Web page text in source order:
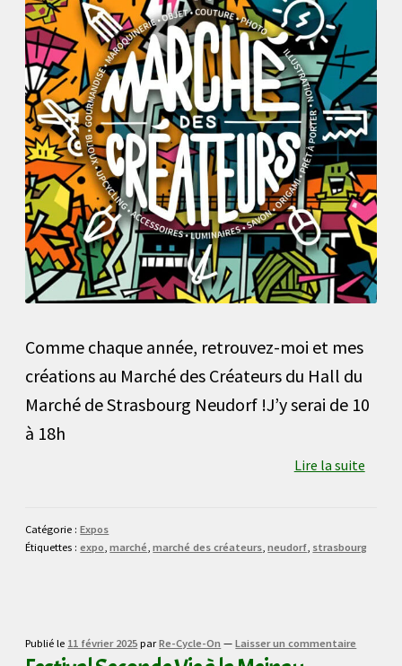
Comme chaque année, retrouvez-moi et mes
créations au Marché des Créateurs du Hall du
Marché de Strasbourg Neudorf !J’y serai de 10
à 18h
Lire la suite
Catégorie :Expos
Étiquettes :expo,marché,marché des créateurs,neudorf, strasbourg
Publié le 11 février 2025 parRe-Cycle-On —Laisser un commentaire